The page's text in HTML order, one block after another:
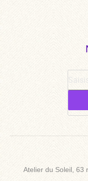
Atelier du Soleil, 63